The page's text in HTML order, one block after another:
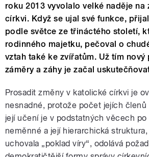
roku 2013 vyvolalo velké naděje na
církvi. Když se ujal své funkce,
podle světce ze třináctého století,
rodinného majetku, pečoval o
vztah také ke zvířatům. Už tím nový
záměry a záhy je začal
Prosadit změny v katolické církvi je
nesnadné, protože počet jejích členů
její učení je v podstatných věcech
neměnné a její hierarchická
uchovala „poklad víry“, odolává